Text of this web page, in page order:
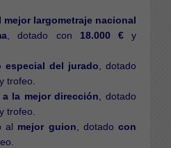
mejor largometraje nacional
, dotado con 18.000 €y
especial del jurado , dotado
y trofeo.
a la mejor dirección , dotado
y trofeo.
mejor guion , dotadocon